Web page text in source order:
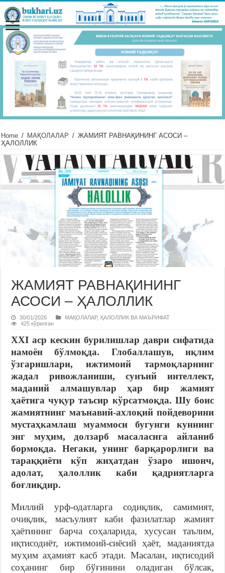
Home / МАҚОЛАЛАР / ЖАМИЯТ РАВНАҚИНИНГ АСОСИ –
ҲАЛОЛЛИК
ЖАМИЯТ РАВНАҚИНИНГ
АСОСИ – ҲАЛОЛЛИК
30/01/2026 МАҚОЛАЛАР,ҲАЛОЛЛИК ВА МАЪРИФАТ
425 кўрилган
XXI аср кескин бурилишлар даври сифатида
намоён бўлмоқда. Глобаллашув, иқлим
ўзгаришлари, ижтимоий тармоқларнинг
жадал ривожланиши, сунъий интеллект,
маданий алмашувлар ҳар бир жамият
ҳаётига чуқур таъсир кўрсатмоқда. Шу боис
жамиятнинг маънавий-ахлоқий пойдеворини
мустаҳкамлаш муаммоси бугунги куннинг
энг муҳим, долзарб
масаласига айланиб
бормоқда. Негаки, унинг барқарорлиги ва
тараққиёти кўп жиҳатдан ўзаро ишонч,
адолат, ҳалоллик
каби қадриятларга
боғлиқдир.
Миллий урф-одатларга содиқлик, самимият,
очиқлик, масъулият каби фазилатлар жамият
ҳаётининг барча соҳаларида, хусусан таълим,
иқтисодиёт, ижтимоий-сиёсий ҳаёт, маданиятда
муҳим аҳамият касб этади. Масалан, иқтисодий
соҳанинг бир бўғинини оладиган бўлсак,